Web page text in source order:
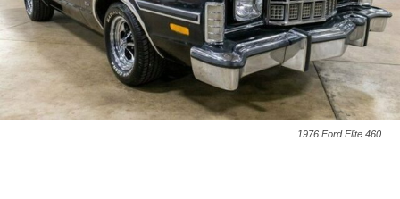
1976 Ford Elite 460